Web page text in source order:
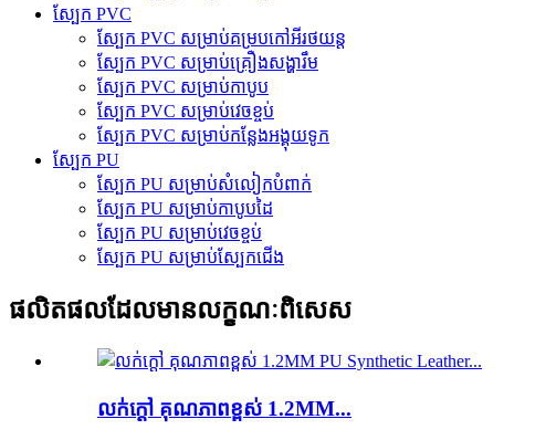
ស្បែក PVC
ស្បែក PVC សម្រាប់គម្របកៅអីរថយន្ត
ស្បែក PVC សម្រាប់គ្រឿងសង្ហារឹម
ស្បែក PVC សម្រាប់កាបូប
ស្បែក PVC សម្រាប់វេចខ្ចប់
ស្បែក PVC សម្រាប់កន្លែងអង្គុយទូក
ស្បែក PU
ស្បែក PU សម្រាប់សំលៀកបំពាក់
ស្បែក PU សម្រាប់កាបូបដៃ
ស្បែក PU សម្រាប់វេចខ្ចប់
ស្បែក PU សម្រាប់ស្បែកជើង
ផលិតផលដែលមានលក្ខណៈពិសេស
លក់ក្តៅ គុណភាពខ្ពស់ 1.2MM...